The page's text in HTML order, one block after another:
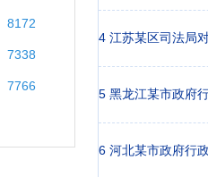
8172
7338
7766